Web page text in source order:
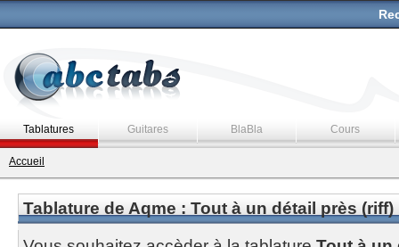
Tablatures Guitares BlaBla Cours
Accueil
Tablature de Aqme : Tout à un détail près (riff)